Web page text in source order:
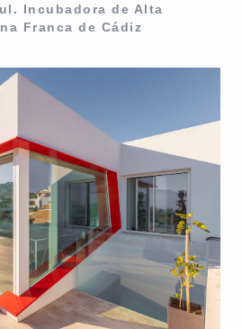
Incubadora de Alta
Franca de Cádiz